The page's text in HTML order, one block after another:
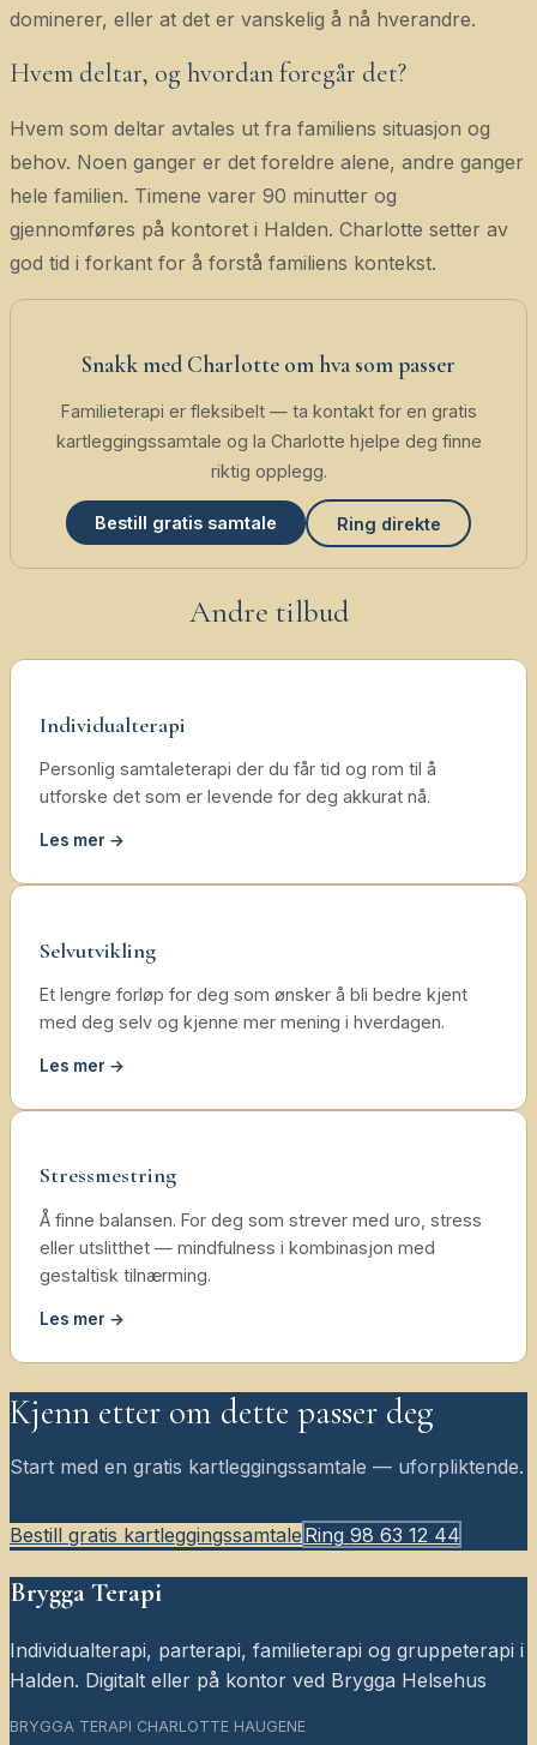
dominerer, eller at det er vanskelig å nå hverandre.
Hvem deltar, og hvordan foregår det?
Hvem som deltar avtales ut fra familiens situasjon og
behov. Noen ganger er det foreldre alene, andre ganger
hele familien. Timene varer 90 minutter og
gjennomføres på kontoret i Halden. Charlotte setter av
god tid i forkant for å forstå familiens kontekst.
Snakk med Charlotte om hva som passer
Familieterapi er fleksibelt — ta kontakt for en gratis
kartleggingssamtale og la Charlotte hjelpe deg finne
riktig opplegg.
Bestill gratis samtale Ring direkte
Andre tilbud
Individualterapi
Personlig samtaleterapi der du får tid og rom til å
utforske det som er levende for deg akkurat nå.
Les mer →
Selvutvikling
Et lengre forløp for deg som ønsker å bli bedre kjent
med deg selv og kjenne mer mening i hverdagen.
Les mer →
Stressmestring
Å finne balansen. For deg som strever med uro, stress
eller utslitthet — mindfulness i kombinasjon med
gestaltisk tilnærming.
Les mer →
Kjenn etter om dette passer deg
Start med en gratis kartleggingssamtale — uforpliktende.
Bestill gratis kartleggingssamtale Ring 98 63 12 44
Brygga Terapi
Individualterapi, parterapi, familieterapi og gruppeterapi i
Halden. Digitalt eller på kontor ved Brygga Helsehus
BRYGGA TERAPI CHARLOTTE HAUGENE